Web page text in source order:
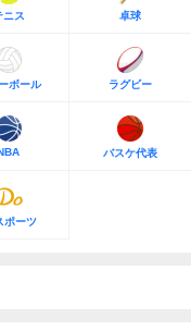
ニス 卓球
ボール ラグビー
バスケ代表
ポーツ